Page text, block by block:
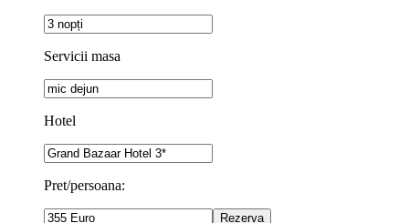
Servicii masa
Hotel
Pret/persoana: